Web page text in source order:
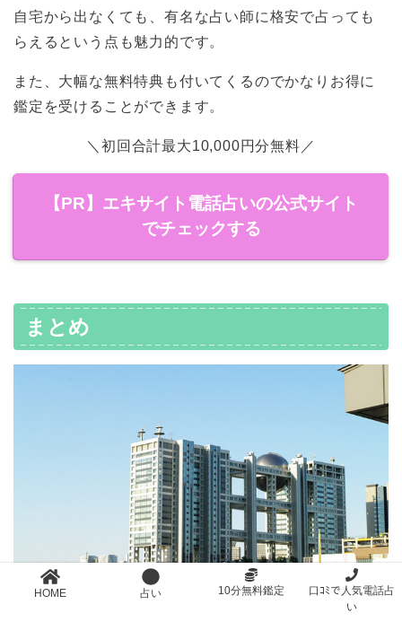
自宅から出なくても、有名な占い師に格安で占っても
らえるという点も魅力的です。
また、大幅な無料特典も付いてくるのでかなりお得に
鑑定を受けることができます。
＼初回合計最大10,000円分無料／
【PR】エキサイト電話占いの公式サイト
でチェックする
まとめ
以上、お台場で有名な占いサロンとその特徴について
HOME 占い 10分無料鑑定
口ｺﾐで人気電話占
い